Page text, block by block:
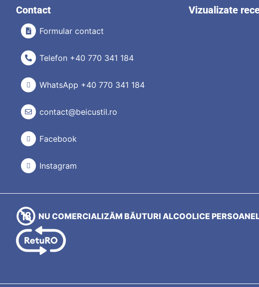
Contact
Formular contact
Telefon +40 770 341 184
WhatsApp +40 770 341 184
contact@beicustil.ro
Facebook
Instagram
Vizualizate
NU COMERCIALIZĂM BĂUTURI ALCOOLICE